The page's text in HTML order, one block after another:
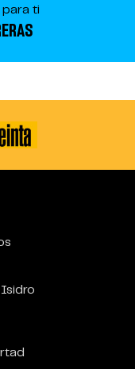
para ti
Isidro